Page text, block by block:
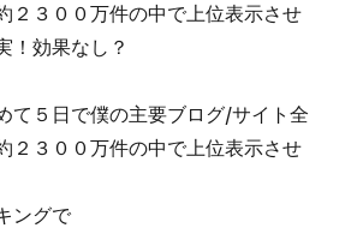
２３００万件の中で上位表示させ
！効果なし？
て５日で僕の主要ブログ/サイト全
２３００万件の中で上位表示させ
ングで